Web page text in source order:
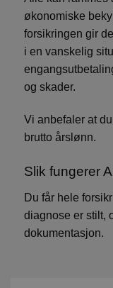
økonomiske
forsikringen gir
i en vanskelig
og skader.
Vi anbefaler at
brutto årslønn.
Slik fungerer
Du får hele
diagnose er stilt,
dokumentasjon.